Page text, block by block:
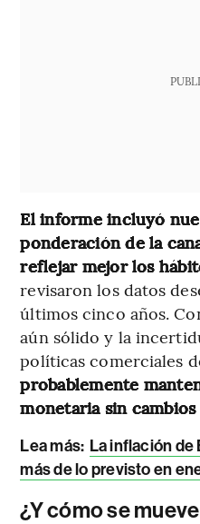
El informe incluyó
ponderación de la
reflejar mejor los
revisaron los datos
últimos cinco años.
aún sólido y la
políticas comerciales
probablemente
monetaria sin
Lea más: La inflación de
más de lo previsto en
¿Y cómo se